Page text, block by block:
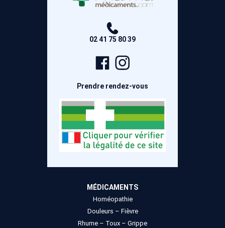
02 41 75 80 39
Page
Facebook
Prendre rendez-vous
MÉDICAMENTS
Homéopathie
Douleurs – Fièvre
Rhume – Toux – Grippe